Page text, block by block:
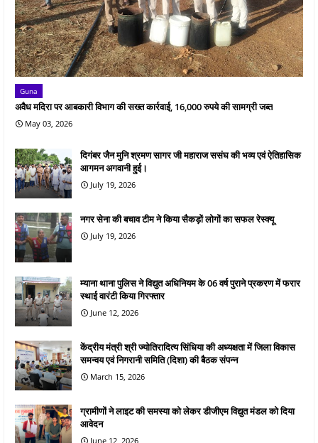
Guna
अवैध मदिरा पर आबकारी विभाग की सख्त कार्रवाई, 16,000 रुपये की सामग्री जब्त
May 03, 2026
दिगंबर जैन मुनि श्रमण सागर जी महाराज ससंघ की भव्य एवं ऐतिहासिक
आगमन अगवानी हुई।
July 19, 2026
नगर सेना की बचाव टीम ने किया सैकड़ों लोगों का सफल रेस्क्यू
July 19, 2026
म्याना थाना पुलिस ने विद्युत अधिनियम के 06 वर्ष पुराने प्रकरण में फरार
स्थाई वारंटी किया गिरफ्तार
June 12, 2026
केंद्रीय मंत्री श्री ज्योतिरादित्य सिंधिया की अध्यक्षता में जिला विकास
समन्वय एवं निगरानी समिति (दिशा) की बैठक संपन्न
March 15, 2026
ग्रामीणों ने लाइट की समस्या को लेकर डीजीएम विद्युत मंडल को दिया
आवेदन
June 12, 2026